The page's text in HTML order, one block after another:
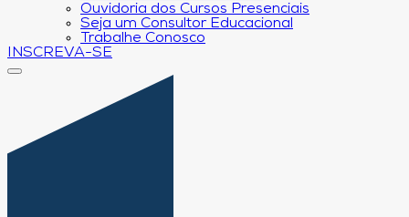
Ouvidoria dos Cursos Presenciais
Seja um Consultor Educacional
Trabalhe Conosco
INSCREVA-SE